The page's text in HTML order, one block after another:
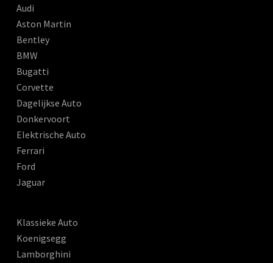
Audi
Aston Martin
Bentley
BMW
Bugatti
Corvette
Dagelijkse Auto
Donkervoort
Elektrische Auto
Ferrari
Ford
Jaguar
Klassieke Auto
Koenigsegg
Lamborghini